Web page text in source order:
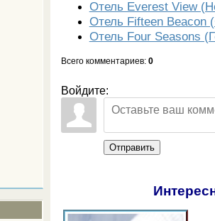
Отель Everest View
Отель Fifteen
Отель Four Seasons
Всего комментариев: 0
Войдите:
Отправить